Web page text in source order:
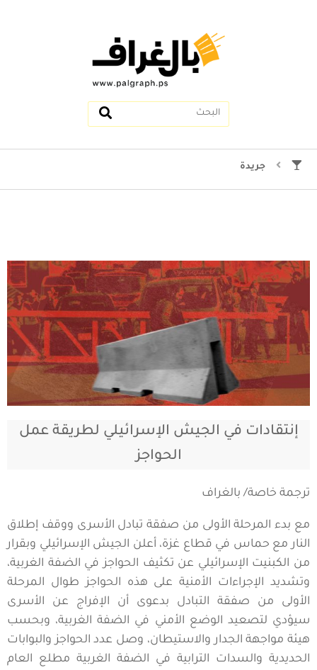
جريدة
إنتقادات في الجيش الإسرائيلي لطريقة عمل
الحواجز
ترجمة خاصة/ بالغراف
مع بدء المرحلة الأولى من صفقة تبادل الأسرى ووقف إطلاق
النار مع حماس في قطاع غزة، أعلن الجيش الإسرائيلي وبقرار
من الكبنيت الإسرائيلي عن تكثيف الحواجز في الضفة الغربية،
وتشديد الإجراءات الأمنية على هذه الحواجز طوال المرحلة
الأولى من صفقة التبادل بدعوى أن الإفراج عن الأسرى
سيؤدي لتصعيد الوضع الأمني في الضفة الغربية، وبحسب
هيئة مواجهة الجدار والاستيطان، وصل عدد الحواجز والبوابات
الحديدية والسدات الترابية في الضفة الغربية مطلع العام